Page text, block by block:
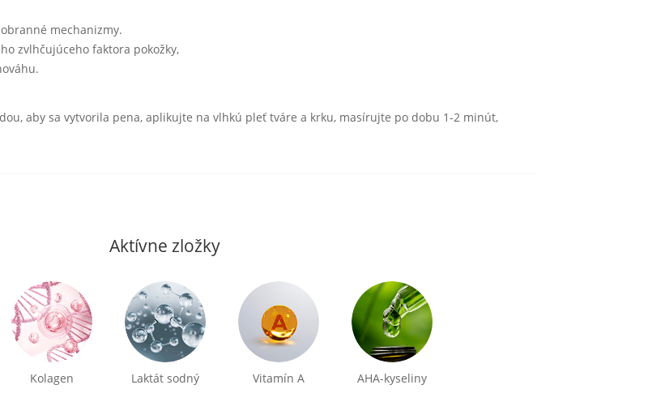
mechanizmy.
zvlhčujúceho faktora pokožky,
aby sa vytvorila pena, aplikujte na vlhkú pleť tváre a krku, masírujte po dobu 1-2 minút,
Aktívne zložky
Kolagen Laktát sodný Vitamín А АНА-kyseliny